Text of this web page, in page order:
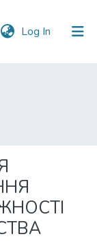
Log In (current)